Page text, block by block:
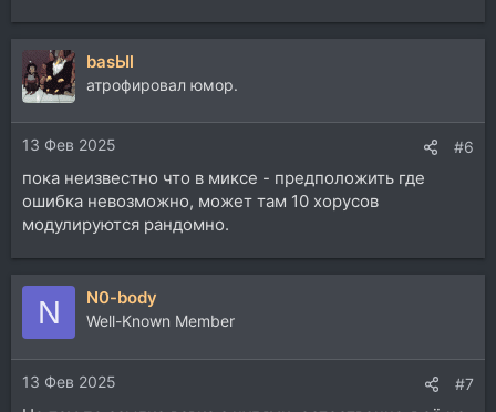
basЫl
атрофировал юмор.
13 Фев 2025 #6
пока неизвестно что в миксе - предположить где
ошибка невозможно, может там 10 хорусов
модулируются рандомно.
N N0-body
Well-Known Member
13 Фев 2025 #7